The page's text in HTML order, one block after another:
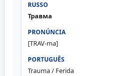
Травма
[TRAV-ma]
Trauma / Ferida